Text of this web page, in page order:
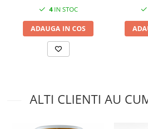
4IN STOC
ADAUGA IN COS
ALTI CLIENTI AU